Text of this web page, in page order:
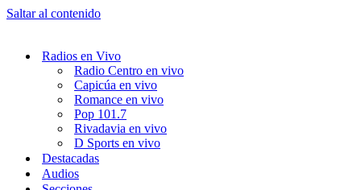
Saltar al contenido
Radios en Vivo
Radio Centro en vivo
Capicúa en vivo
Romance en vivo
Pop 101.7
Rivadavia en vivo
D Sports en vivo
Destacadas
Audios